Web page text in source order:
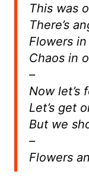
This was
There’s
Flowers
Chaos in
–
Now let’s
Let’s get
But we
–
Flowers